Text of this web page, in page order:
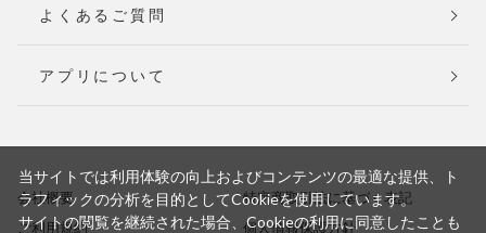
よくあるご質問
アプリについて
会社概要
特定商取引法に基づく表記
ご利用規約
個人情報保護方針
当サイトでは利用体験の向上およびコンテンツの最適な提供、ト
ラフィックの分析を目的としてCookieを使用しています。
サイトの閲覧を継続された場合、Cookieの利用に同意したことも